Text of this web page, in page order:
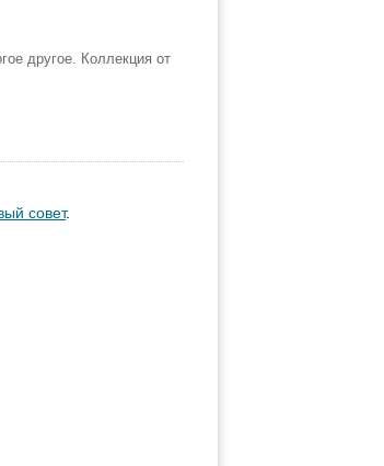
другое. Коллекция от
совет.